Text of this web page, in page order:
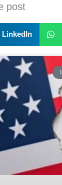
post
LinkedIn